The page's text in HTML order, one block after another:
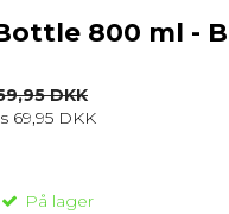
800 ml -
DKK
69,95 DKK
På lager